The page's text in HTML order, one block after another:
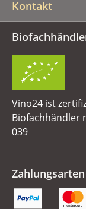
Kontakt
Vino24 ist
Biofachhändler
039
Zahlungsarten